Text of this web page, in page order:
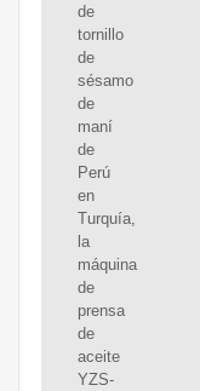
de
tornillo
de
sésamo
de
maní
de
Perú
en
Turquía,
la
máquina
de
prensa
de
aceite
YZS-